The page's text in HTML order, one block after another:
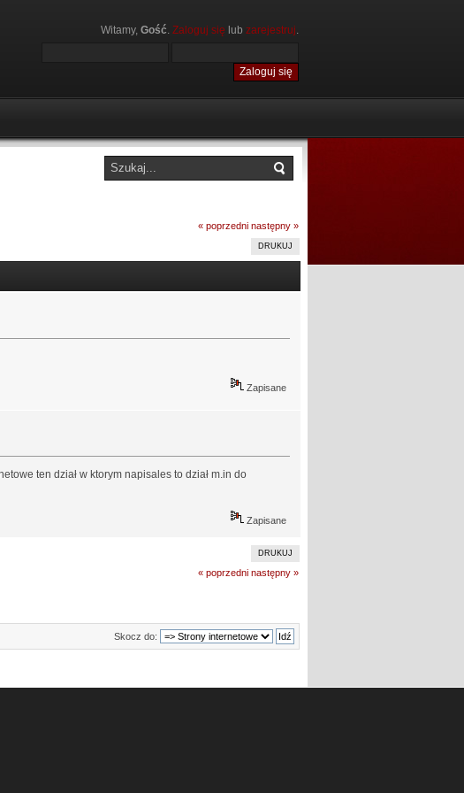
Witamy, Gość. Zaloguj się lub zarejestruj.
« poprzedni następny »
DRUKUJ
Zapisane
ten dział w ktorym napisales to dział m.in do
Zapisane
DRUKUJ
« poprzedni następny »
Skocz do: